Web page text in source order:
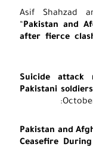
Asif Shahzad
“Pakistan and
after fierce
Suicide
Pakistani
Pakistan and
Ceasefire